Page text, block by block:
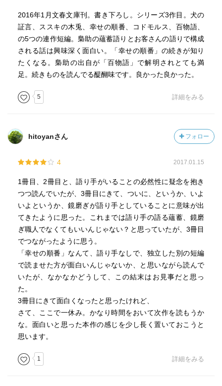
2016年1月文春文庫刊。書き下ろし。シリーズ3作目。犬の
証言、ススキの木兎、幸せの順番、コドモルス、百物語、
の5つの連作短編。梟助の蘊蓄語りとお客さんの語りで構成
される話は興味深く面白い。「幸せの順番」の続きが知り
たくなる。梟助の出自が「百物語」で解明されとても満
足。続きものを読んでる醍醐味です。良かった良かった。
5 詳細をみる
hitoyanさん フォロー
4 2017.01.15
1冊目、2冊目と、語り手がいることの必然性に疑念を抱き
つつ読んでいたが、3冊目にきて、ついに、というか、いよ
いよというか、鏡磨ぎが語り手としていることに意味が出
てきたように思った。これまでは語り手の語る蘊蓄、鏡磨
ぎ職人でなくてもいいんじゃない？と思っていたが、3冊目
でつながったように思う。
「幸せの順番」なんて、語り手なしで、独立した別の短編
で読ませた方が面白いんじゃないか、と思いながら読んで
いたが、なかなかどうして、この結末はお見事だと思っ
た。
3冊目にきて面白くなったと思ったけれど、
さて、ここで一休み。かなり時間をおいて次作を読もうか
な。面白いと思った本作の感じを少し長く置いておこうと
思います。
1 詳細をみる